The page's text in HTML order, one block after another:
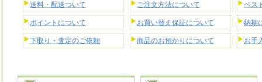
送料・配送ついて ご注文方法について ベス
ポイントについて お買い替え保証について 納期
下取り・査定のご依頼 商品のお預かりについて お手